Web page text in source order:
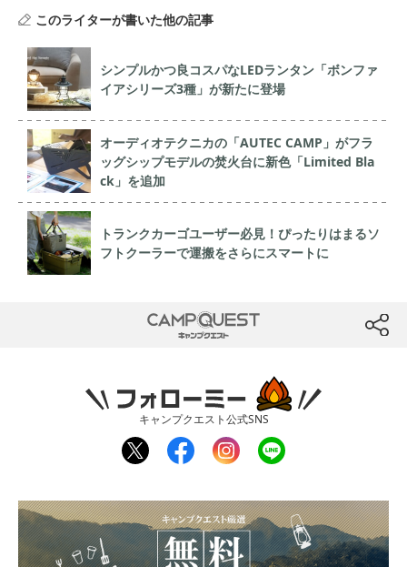
このライターが書いた他の記事
シンプルかつ良コスパなLEDランタン「ボンファ
イアシリーズ3種」が新たに登場
オーディオテクニカの「AUTEC CAMP」がフラ
ッグシップモデルの焚火台に新色「Limited Bla
ck」を追加
トランクカーゴユーザー必見！ぴったりはまるソ
フトクーラーで運搬をさらにスマートに
btn
CAMP QUEST
フォローミー
キャンプクエスト公式SNS
twit
ter
fac
ebo
inst
agr
line